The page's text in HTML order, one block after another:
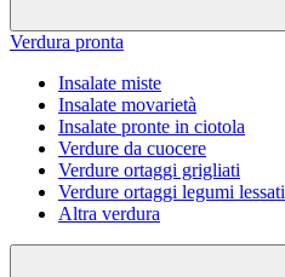
Verdura pronta
Insalate miste
Insalate movarietà
Insalate pronte in ciotola
Verdure da cuocere
Verdure ortaggi grigliati
Verdure ortaggi legumi lessati
Altra verdura